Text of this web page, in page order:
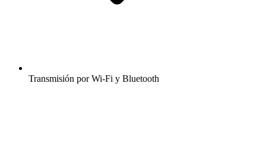
Transmisión por Wi-Fi y Bluetooth